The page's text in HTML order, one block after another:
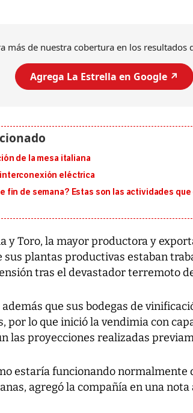
más de nuestra cobertura en los resultados
Agrega La Estrella en Google ↗️
de la mesa italiana
interconexión eléctrica
fin de semana? Estas son las actividades
y Toro, la mayor productora y
sus plantas productivas estaban
tras el devastador terremoto
que sus bodegas de
por lo que inició la vendimia con
las proyecciones realizadas
estaría funcionando normalmente
agregó la compañía en una nota
Un fuerte
7,1 se